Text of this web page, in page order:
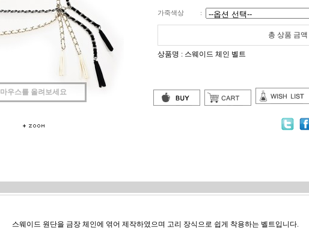
마우스를 올려보세요
가죽색상 :
총 상품 금액
상품명 : 스웨이드 체인 벨트
스웨이드 원단을 금장 체인에 엮어 제작하였으며 고리 장식으로 쉽게 착용하는 벨트입니다.